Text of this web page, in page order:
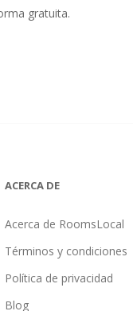
gratuita.
ACERCA DE
Acerca de RoomsLocal
Términos y condiciones
Política de privacidad
Blog